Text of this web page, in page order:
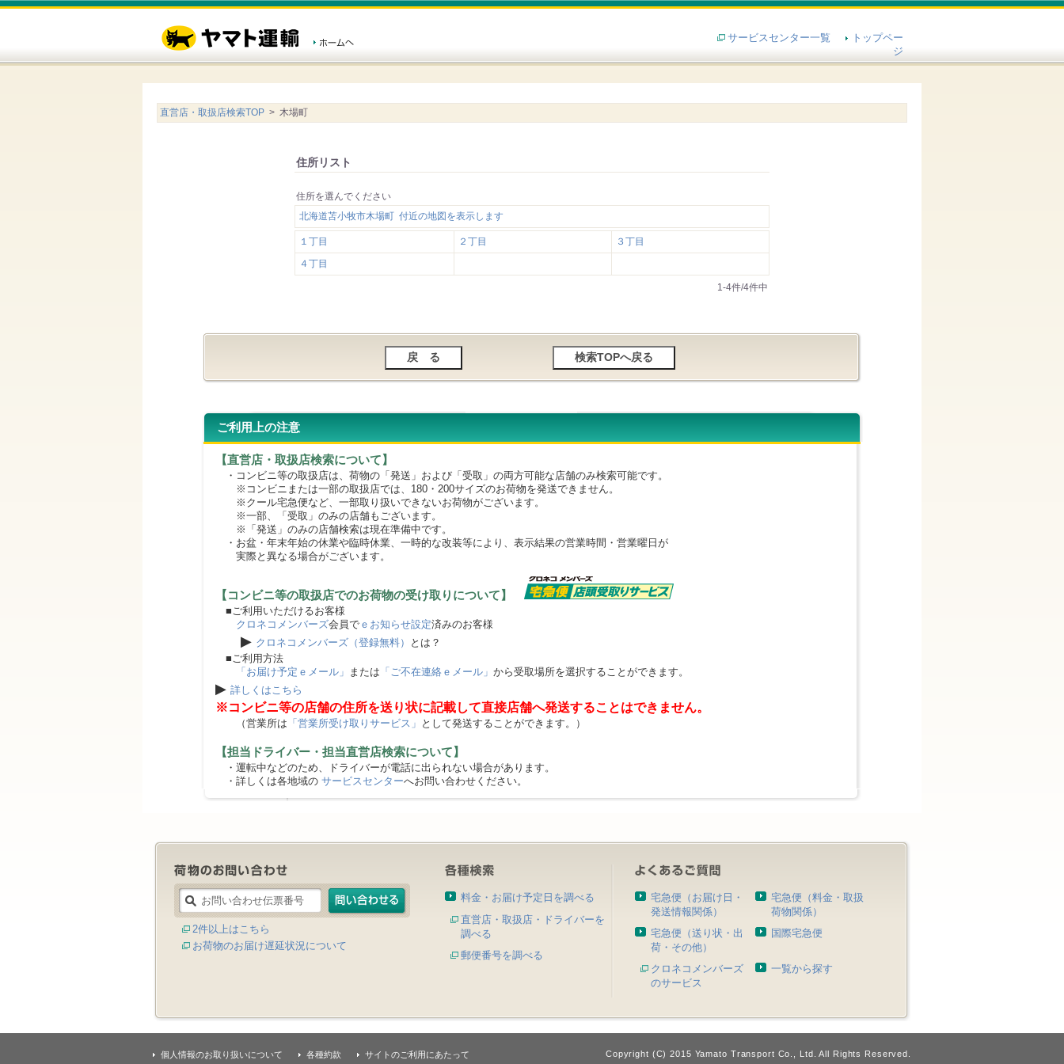
サービスセンター一覧
トップペー
ジ
直営店・取扱店検索TOP > 木場町
住所リスト
住所を選んでください
北海道苫小牧市木場町 付近の地図を表示します
１丁目 ２丁目
３丁目
４丁目
1-4件/4件中
ご利用上の注意
【直営店・取扱店検索について】
・コンビニ等の取扱店は、荷物の「発送」および「受取」の両方可能な店舗のみ検索可能です。
※コンビニまたは一部の取扱店では、180・200サイズのお荷物を発送できません。
※クール宅急便など、一部取り扱いできないお荷物がございます。
※一部、「受取」のみの店舗もございます。
※「発送」のみの店舗検索は現在準備中です。
・お盆・年末年始の休業や臨時休業、一時的な改装等により、表示結果の営業時間・営業曜日が
実際と異なる場合がございます。
【コンビニ等の取扱店でのお荷物の受け取りについて】
■ご利用いただけるお客様
クロネコメンバーズ会員で ｅお知らせ設定済みのお客様
▶ クロネコメンバーズ（登録無料）
とは？
■ご利用方法
「お届け予定ｅメール」 または 「ご不在連絡ｅメール」 から受取場所を選択することができます。
▶ 詳しくはこちら
※コンビニ等の店舗の住所を送り状に記載して直接店舗へ発送することはできません。
（営業所は 「営業所受け取りサービス」 として発送することができます。）
【担当ドライバー・担当直営店検索について】
・運転中などのため、ドライバーが電話に出られない場合があります。
・詳しくは各地域の サービスセンターへお問い合わせください。
2件以上はこちら
お荷物のお届け遅延状況について
料金・お届け予定日を調べる
直営店・取扱店・ドライバーを
調べる
郵便番号を調べる
宅急便（お届け日・
発送情報関係）
宅急便（料金・取扱
荷物関係）
宅急便（送り状・出
荷・その他）
国際宅急便
クロネコメンバーズ
のサービス
一覧から探す
個人情報のお取り扱いについて 各種約款 サイトのご利用にあたって Copyright (C) 2015 Yamato Transport Co., Ltd. All Rights Reserved.